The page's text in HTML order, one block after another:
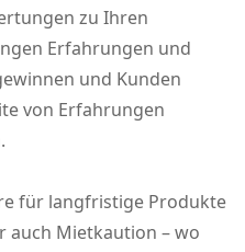
zu Ihren
Erfahrungen und
und Kunden
von Erfahrungen
für langfristige Produkte
auch Mietkaution – wo